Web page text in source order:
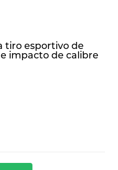
tiro esportivo de
impacto de calibre